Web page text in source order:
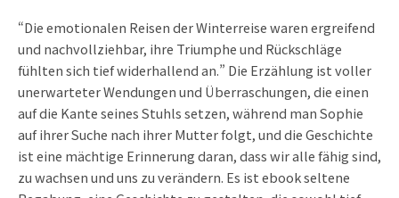
“Die emotionalen Reisen der Winterreise waren ergreifend
und nachvollziehbar, ihre Triumphe und Rückschläge
fühlten sich tief widerhallend an.” Die Erzählung ist voller
unerwarteter Wendungen und Überraschungen, die einen
auf die Kante seines Stuhls setzen, während man Sophie
auf ihrer Suche nach ihrer Mutter folgt, und die Geschichte
ist eine mächtige Erinnerung daran, dass wir alle fähig sind,
zu wachsen und uns zu verändern. Es ist ebook seltene